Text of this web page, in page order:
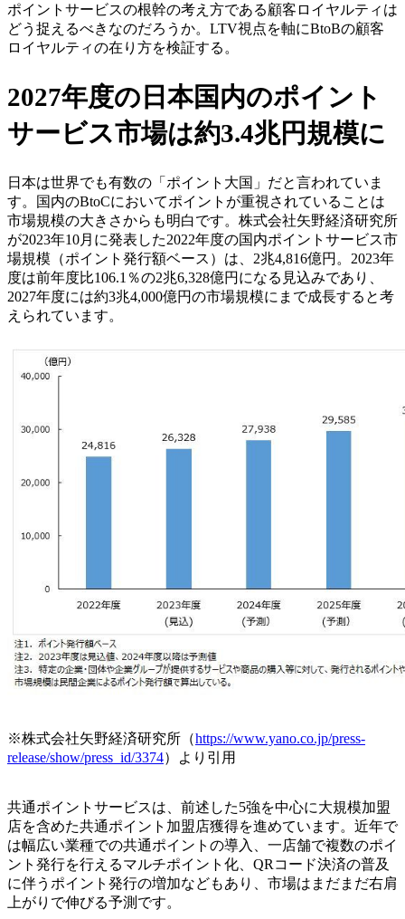
ポイントサービスの根幹の考え方である顧客ロイヤルティは
どう捉えるべきなのだろうか。LTV視点を軸にBtoBの顧客
ロイヤルティの在り方を検証する。
2027年度の日本国内のポイント
サービス市場は約3.4兆円規模に
日本は世界でも有数の「ポイント大国」だと言われていま
す。国内のBtoCにおいてポイントが重視されていることは
市場規模の大きさからも明白です。株式会社矢野経済研究所
が2023年10月に発表した2022年度の国内ポイントサービス市
場規模（ポイント発行額ベース）は、2兆4,816億円。2023年
度は前年度比106.1％の2兆6,328億円になる見込みであり、
2027年度には約3兆4,000億円の市場規模にまで成長すると考
えられています。
※株式会社矢野経済研究所（https://www.yano.co.jp/press-
release/show/press_id/3374）より引用
共通ポイントサービスは、前述した5強を中心に大規模加盟
店を含めた共通ポイント加盟店獲得を進めています。近年で
は幅広い業種での共通ポイントの導入、一店舗で複数のポイ
ント発行を行えるマルチポイント化、QRコード決済の普及
に伴うポイント発行の増加などもあり、市場はまだまだ右肩
上がりで伸びる予測です。